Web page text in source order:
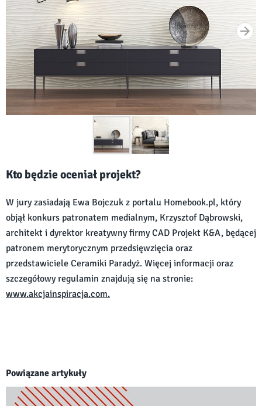
Kto będzie oceniał projekt?
W jury zasiadają Ewa Bojczuk z portalu Homebook.pl, który
objął konkurs patronatem medialnym, Krzysztof Dąbrowski,
architekt i dyrektor kreatywny firmy CAD Projekt K&A, będącej
patronem merytorycznym przedsięwzięcia oraz
przedstawiciele Ceramiki Paradyż. Więcej informacji oraz
szczegółowy regulamin znajdują się na stronie:
www.akcjainspiracja.com.
Powiązane artykuły